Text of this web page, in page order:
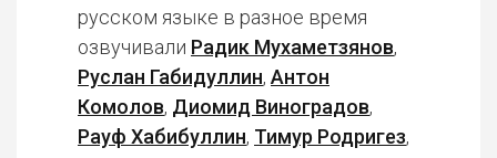
русском языке в разное время
озвучивали Радик Мухаметзянов,
Руслан Габидуллин, Антон
Комолов, Диомид Виноградов,
Рауф Хабибуллин, Тимур Родригез,